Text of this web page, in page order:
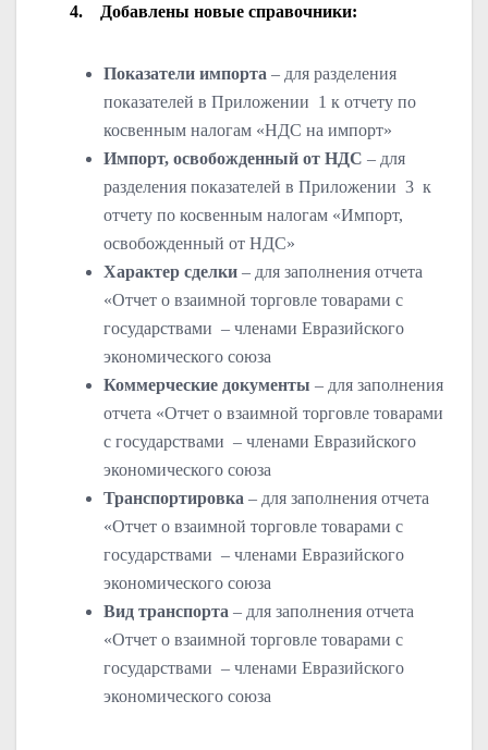
4. Добавлены новые справочники:
Показатели импорта – для разделения
показателей в Приложении 1 к отчету по
косвенным налогам «НДС на импорт»
Импорт, освобожденный от НДС – для
разделения показателей в Приложении 3 к
отчету по косвенным налогам «Импорт,
освобожденный от НДС»
Характер сделки – для заполнения отчета
«Отчет о взаимной торговле товарами с
государствами – членами Евразийского
экономического союза
Коммерческие документы – для заполнения
отчета «Отчет о взаимной торговле товарами
с государствами – членами Евразийского
экономического союза
Транспортировка – для заполнения отчета
«Отчет о взаимной торговле товарами с
государствами – членами Евразийского
экономического союза
Вид транспорта – для заполнения отчета
«Отчет о взаимной торговле товарами с
государствами – членами Евразийского
экономического союза